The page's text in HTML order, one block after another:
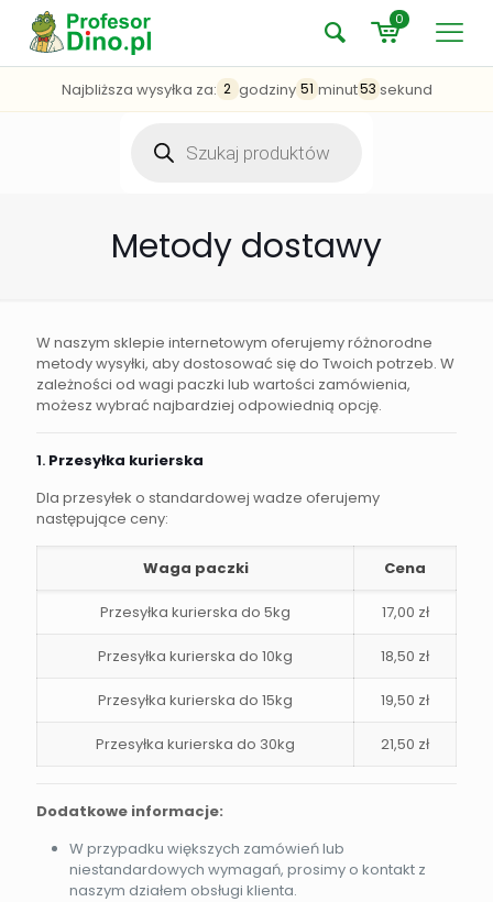
0
Najbliższa wysyłka za: 2 godziny 51 minut52 sekund
produktów
Metody dostawy
W naszym sklepie internetowym oferujemy różnorodne
metody wysyłki, aby dostosować się do Twoich potrzeb. W
zależności od wagi paczki lub wartości zamówienia,
możesz wybrać najbardziej odpowiednią opcję.
1. Przesyłka kurierska
Dla przesyłek o standardowej wadze oferujemy
następujące ceny:
Waga paczki Cena
Przesyłka kurierska do 5kg 17,00 zł
Przesyłka kurierska do 10kg 18,50 zł
Przesyłka kurierska do 15kg 19,50 zł
Przesyłka kurierska do 30kg 21,50 zł
Dodatkowe informacje:
W przypadku większych zamówień lub
niestandardowych wymagań, prosimy o kontakt z
naszym działem obsługi klienta.